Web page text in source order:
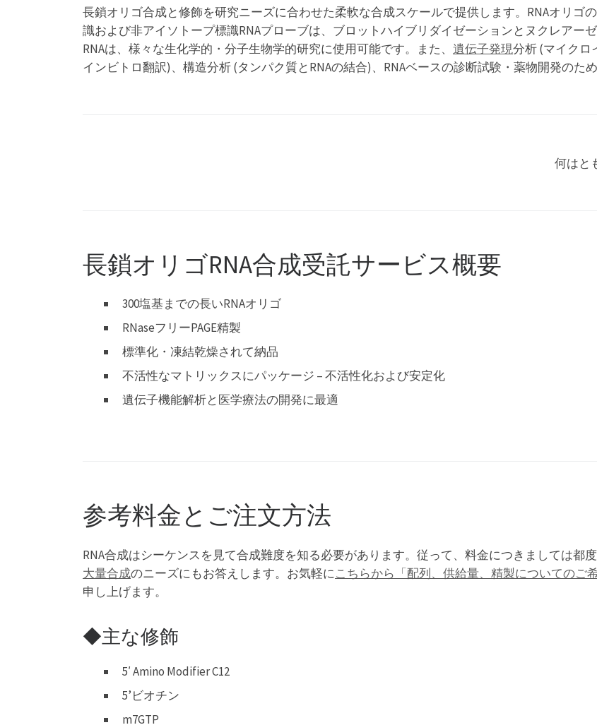
長鎖オリゴ合成と修飾を研究ニーズに合わせた柔軟な合成スケールで提供します。RNAオリゴ
識および非アイソトープ標識RNAプローブは、ブロットハイブリダイゼーションとヌクレアー
RNAは、様々な生化学的・分子生物学的研究に使用可能です。また、 遺伝子発現分析 (マイクロ
インビトロ翻訳)、構造分析 (タンパク質とRNAの結合)、RNAベースの診断試験・薬物開発のた
何はと
長鎖オリゴRNA合成受託サービス概要
300塩基までの長いRNAオリゴ
RNaseフリーPAGE精製
標準化・凍結乾燥されて納品
不活性なマトリックスにパッケージ – 不活性化および安定化
遺伝子機能解析と医学療法の開発に最適
参考料金とご注文方法
RNA合成はシーケンスを見て合成難度を知る必要があります。従って、料金につきましては都
大量合成のニーズにもお答えします。お気軽にこちらから「配列、供給量、精製についてのご
申し上げます。
◆主な修飾
5′ Amino Modifier C12
5’ビオチン
m7GTP